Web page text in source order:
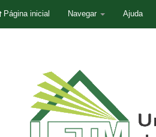
Página inicial Navegar Ajuda